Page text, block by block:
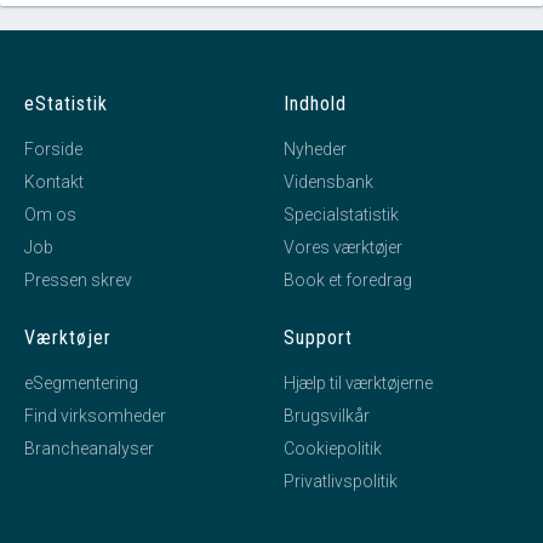
eStatistik
Forside
Kontakt
Om os
Job
Pressen skrev
Indhold
Nyheder
Vidensbank
Specialstatistik
Vores værktøjer
Book et foredrag
Værktøjer
eSegmentering
Find virksomheder
Brancheanalyser
Support
Hjælp til værktøjerne
Brugsvilkår
Cookiepolitik
Privatlivspolitik